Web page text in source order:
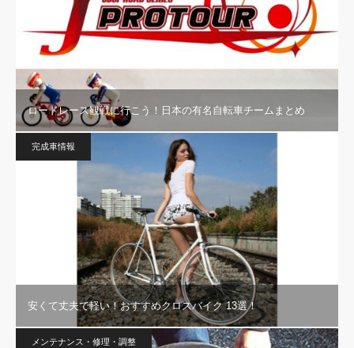
ロードレース観戦に行こう！日本の有名自転車チームまとめ
完成車情報
安くて丈夫で軽い！おすすめクロスバイク 13選！
メンテナンス・修理・調整